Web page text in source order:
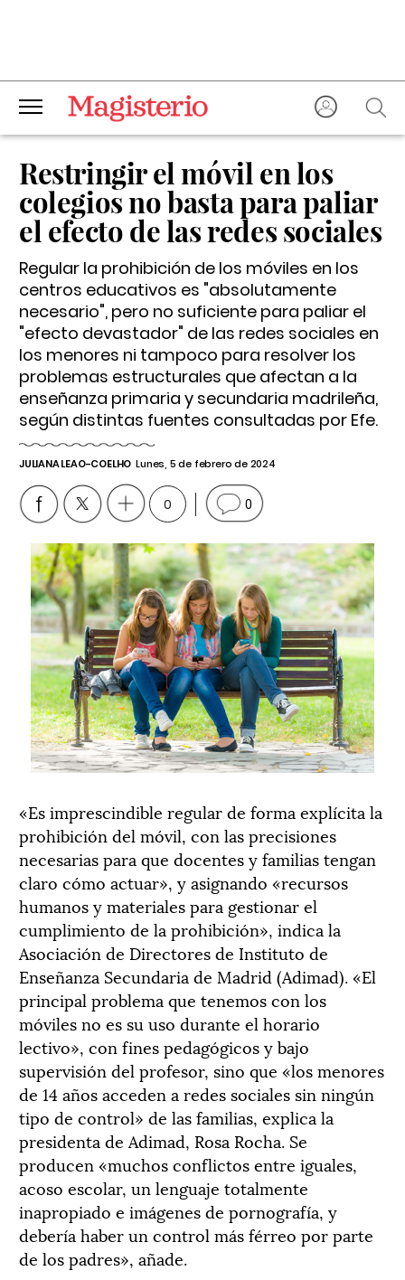
Restringir el móvil en los
colegios no basta para paliar
el efecto de las redes sociales
Regular la prohibición de los móviles en los
centros educativos es "absolutamente
necesario", pero no suficiente para paliar el
"efecto devastador" de las redes sociales en
los menores ni tampoco para resolver los
problemas estructurales que afectan a la
enseñanza primaria y secundaria madrileña,
según distintas fuentes consultadas por Efe.
JULIANA LEAO-COELHO Lunes, 5 de febrero de 2024
0 0
«Es imprescindible regular de forma explícita la
prohibición del móvil, con las precisiones
necesarias para que docentes y familias tengan
claro cómo actuar», y asignando «recursos
humanos y materiales para gestionar el
cumplimiento de la prohibición», indica la
Asociación de Directores de Instituto de
Enseñanza Secundaria de Madrid (Adimad). «El
principal problema que tenemos con los
móviles no es su uso durante el horario
lectivo», con fines pedagógicos y bajo
supervisión del profesor, sino que «los menores
de 14 años acceden a redes sociales sin ningún
tipo de control» de las familias, explica la
presidenta de Adimad, Rosa Rocha. Se
producen «muchos conflictos entre iguales,
acoso escolar, un lenguaje totalmente
inapropiado e imágenes de pornografía, y
debería haber un control más férreo por parte
de los padres», añade.